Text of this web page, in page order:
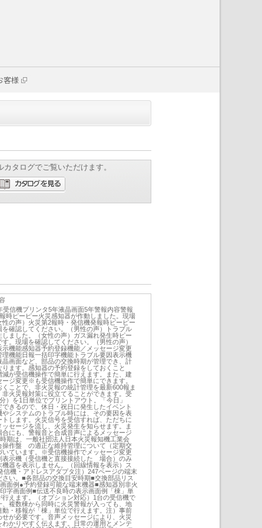
客様
タログでご覧いただけます。
信機プリンタ5年液晶画面5年警報内容警報
時ピーピー火災感知器が作動しました。現場
の声）火災第2報時・発信機発報時ピーピー
確認してください。（男性の声）トラブル
ました。（女性の声）ガス漏れ発生時ピー
。現場を確認してください。（男性の声）
機能感知器予約登録機能／メッセージ変更
機能日報一括印字機能トラブル要因表示機
画面など、部品の交換時期が管理でき、計
ます。感知器の予約登録をしておくこと
が受信機操作で簡単に行えます。また、建
ジ変更※も受信機操作で簡単にできます。
ことで、非火災報の統計管理を最新600報ま
火災報対策に役立てることができます。受
）を1日単位でプリントアウト。「今日」
できるので、休日・祝日に発生したイベント
やシステムのトラブル時には、その要因を表
します。火災信号を受信すれば、ただちに
セージを流し、火災発生を知らせます。ま
にも、警報音と合成音声によるメッセージ
期は、一般社団法人日本火災報知機工業会
操作盤 の適正な維持管理について（定期交
いています。※受信機操作でメッセージ変更
表示機（受信機と直接接続した 場合）のみ
器を表示しません。（回線情報を表示）ス
信機・アドレスアダプタ注）247ページの端末
い。■各部品の交換目安時期■交換部品リス
面例●予約登録可能な端末機器■感知器別非火
字画面例■伝送不良時の表示画面例「棟」単
えます。（オプション対応）1台の受信機で
複数棟から同時に火災警報が入っても、地
動・移報が「棟」単位で行えます。注）事前
が必要です。音声メッセージにより、火災
かりやすく伝えます。日常の運用とメンテ